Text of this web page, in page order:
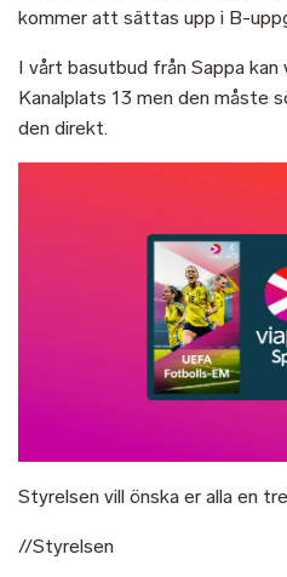
kommer att sättas upp i B-
I vårt basutbud från Sappa kan
Kanalplats 13 men den måste
den direkt.
Styrelsen vill önska er alla en
//Styrelsen